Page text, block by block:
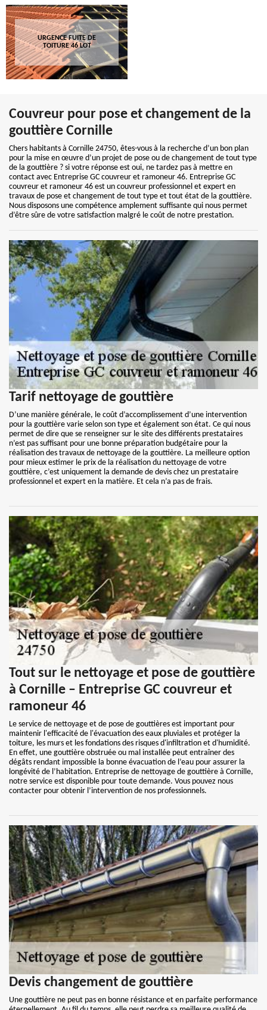
URGENCE FUITE DE
TOITURE 46 LOT
Couvreur pour pose et changement de la
gouttière Cornille
Chers habitants à Cornille 24750, êtes-vous à la recherche d’un bon plan
pour la mise en œuvre d’un projet de pose ou de changement de tout type
de la gouttière ? si votre réponse est oui, ne tardez pas à mettre en
contact avec Entreprise GC couvreur et ramoneur 46. Entreprise GC
couvreur et ramoneur 46 est un couvreur professionnel et expert en
travaux de pose et changement de tout type et tout état de la gouttière.
Nous disposons une compétence amplement suffisante qui nous permet
d’être sûre de votre satisfaction malgré le coût de notre prestation.
Tarif nettoyage de gouttière
D’une manière générale, le coût d’accomplissement d’une intervention
pour la gouttière varie selon son type et également son état. Ce qui nous
permet de dire que se renseigner sur le site des différents prestataires
n’est pas suffisant pour une bonne préparation budgétaire pour la
réalisation des travaux de nettoyage de la gouttière. La meilleure option
pour mieux estimer le prix de la réalisation du nettoyage de votre
gouttière, c’est uniquement la demande de devis chez un prestataire
professionnel et expert en la matière. Et cela n’a pas de frais.
Tout sur le nettoyage et pose de gouttière
à Cornille – Entreprise GC couvreur et
ramoneur 46
Le service de nettoyage et de pose de gouttières est important pour
maintenir l'efficacité de l'évacuation des eaux pluviales et protéger la
toiture, les murs et les fondations des risques d'infiltration et d'humidité.
En effet, une gouttière obstruée ou mal installée peut entraîner des
dégâts rendant impossible la bonne évacuation de l’eau pour assurer la
longévité de l’habitation. Entreprise de nettoyage de gouttière à Cornille,
notre service est disponible pour toute demande. Vous pouvez nous
contacter pour obtenir l’intervention de nos professionnels.
Devis changement de gouttière
Une gouttière ne peut pas en bonne résistance et en parfaite performance